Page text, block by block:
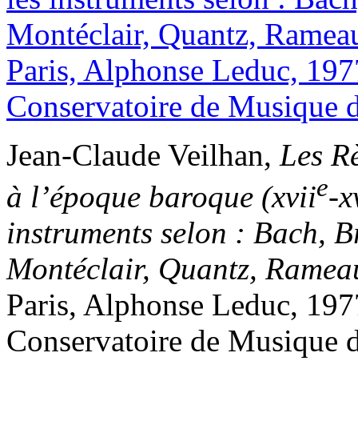
Jean-Claude Veilhan, Les
à l’époque baroque (xviie-
instruments selon : Bach,
Montéclair, Quantz,
Paris, Alphonse Leduc,
Conservatoire de Musique